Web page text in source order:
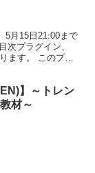
5月15日21:00まで
次プラグイン、
ます。 このプラ
】～トレン
材～